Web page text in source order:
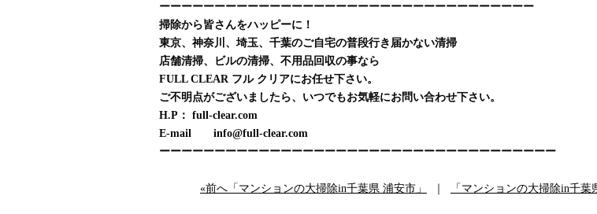
ーーーーーーーーーーーーーーーーーーーーーーーーーーーーーーーーーー
掃除から皆さんをハッピーに！
東京、神奈川、埼玉、千葉のご自宅の普段行き届かない清掃
店舗清掃、ビルの清掃、不用品回収の事なら
FULL CLEAR フル クリアにお任せ下さい。
ご不明点がございましたら、いつでもお気軽にお問い合わせ下さい。
H.P： full-clear.com
E-mail info@full-clear.com
ーーーーーーーーーーーーーーーーーーーーーーーーーーーーーーーーーーーー
«前へ「マンションの大掃除in千葉県 浦安市」 「マンションの大掃除in千